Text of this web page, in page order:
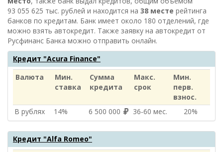
93 055 625 тыс. рублей и находится на 38 месте рейтинга
банков по кредитам. Банк имеет около 180 отделений, где
можно взять автокредит. Также заявку на автокредит от
Русфинанс Банка можно отправить онлайн.
Кредит "Acura Finance"
Валюта
Мин.
ставка
Сумма
кредита
Макс.
срок
Мин.
перв.
взнос.
В рублях
14% 6 500 000 36‑60 мес. 20%
Кредит "Alfa Romeo"